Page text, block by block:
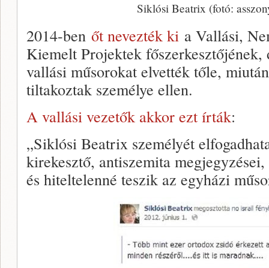
Siklósi Beatrix (fotó:
2014-ben őt nevezték ki a Vallási,
Kiemelt Projektek főszerkesztőjének,
vallási műsorokat elvették tőle,
tiltakoztak személye ellen.
A vallási vezetők akkor ezt írták:
„Siklósi Beatrix személyét
kirekesztő, antiszemita
és hiteltelenné teszik az egyházi